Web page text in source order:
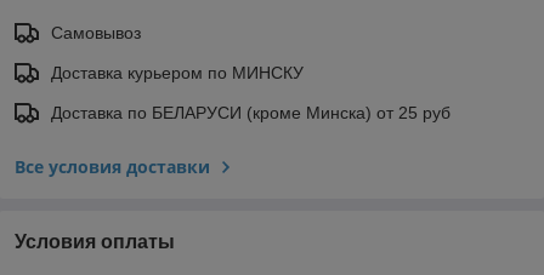
Самовывоз
Доставка курьером по МИНСКУ
Доставка по БЕЛАРУСИ (кроме Минска) от 25 руб
Все условия доставки
Условия оплаты